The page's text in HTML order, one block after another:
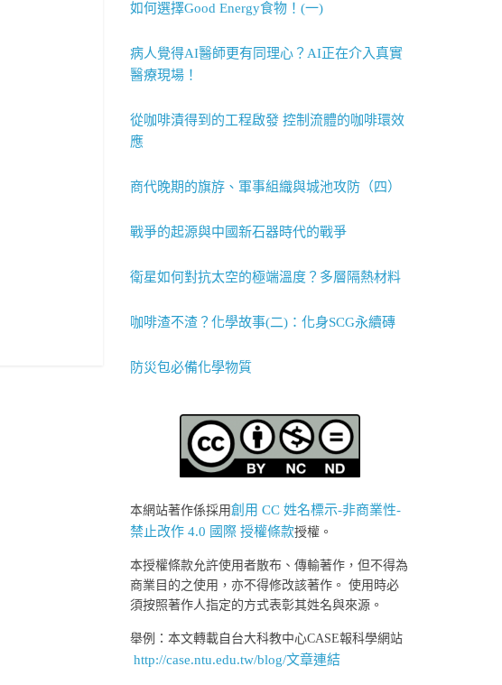
如何選擇Good Energy食物！(一)
病人覺得AI醫師更有同理心？AI正在介入真實
醫療現場！
從咖啡漬得到的工程啟發 控制流體的咖啡環效
應
商代晚期的旗斿、軍事組織與城池攻防（四）
戰爭的起源與中國新石器時代的戰爭
衛星如何對抗太空的極端溫度？多層隔熱材料
咖啡渣不渣？化學故事(二)：化身SCG永續磚
防災包必備化學物質
本網站著作係採用創用 CC 姓名標示-非商業性-
禁止改作 4.0 國際 授權條款授權。
本授權條款允許使用者散布、傳輸著作，但不得為
商業目的之使用，亦不得修改該著作。 使用時必
須按照著作人指定的方式表彰其姓名與來源。
舉例：本文轉載自台大科教中心CASE報科學網站
http://case.ntu.edu.tw/blog/文章連結